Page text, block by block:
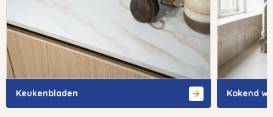
Keukenbladen Kokend